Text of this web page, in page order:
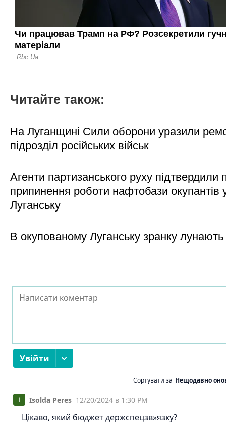
Читайте також:
На Луганщині Сили оборони уразили
підрозділ російських військ
Агенти партизанського руху підтвердили
припинення роботи нафтобази окупантів
Луганську
В окупованому Луганську зранку